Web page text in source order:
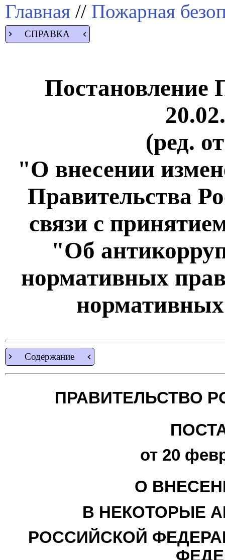
Главная // Пожарная
СПРАВКА
Постановление
(ред.
"О внесении
Правительства
связи с
"Об
нормативных
Содержание
ПРАВИТЕЛЬСТВО
от 20
О
В НЕКОТОРЫЕ
РОССИЙСКОЙ